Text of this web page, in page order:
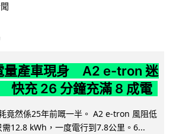
量產車現身 A2 e-tron 迷
快充 26 分鐘充滿 8 成電
竟然係25年前嘅一半。 A2 e-tron 風阻低
12.8 kWh，一度電行到7.8公里。6...